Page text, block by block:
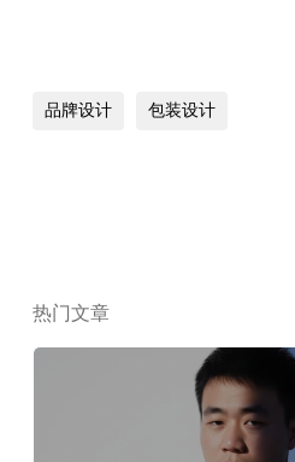
品牌设计 包装设计
热门文章